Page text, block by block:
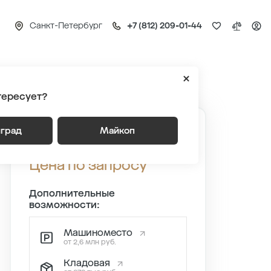
Санкт-Петербург +7 (812) 209-01-44
Майкоп
Квартира №1018
Цена по запросу
Дополнительные
возможности:
Машиноместо
от 2,6 млн руб.
Кладовая